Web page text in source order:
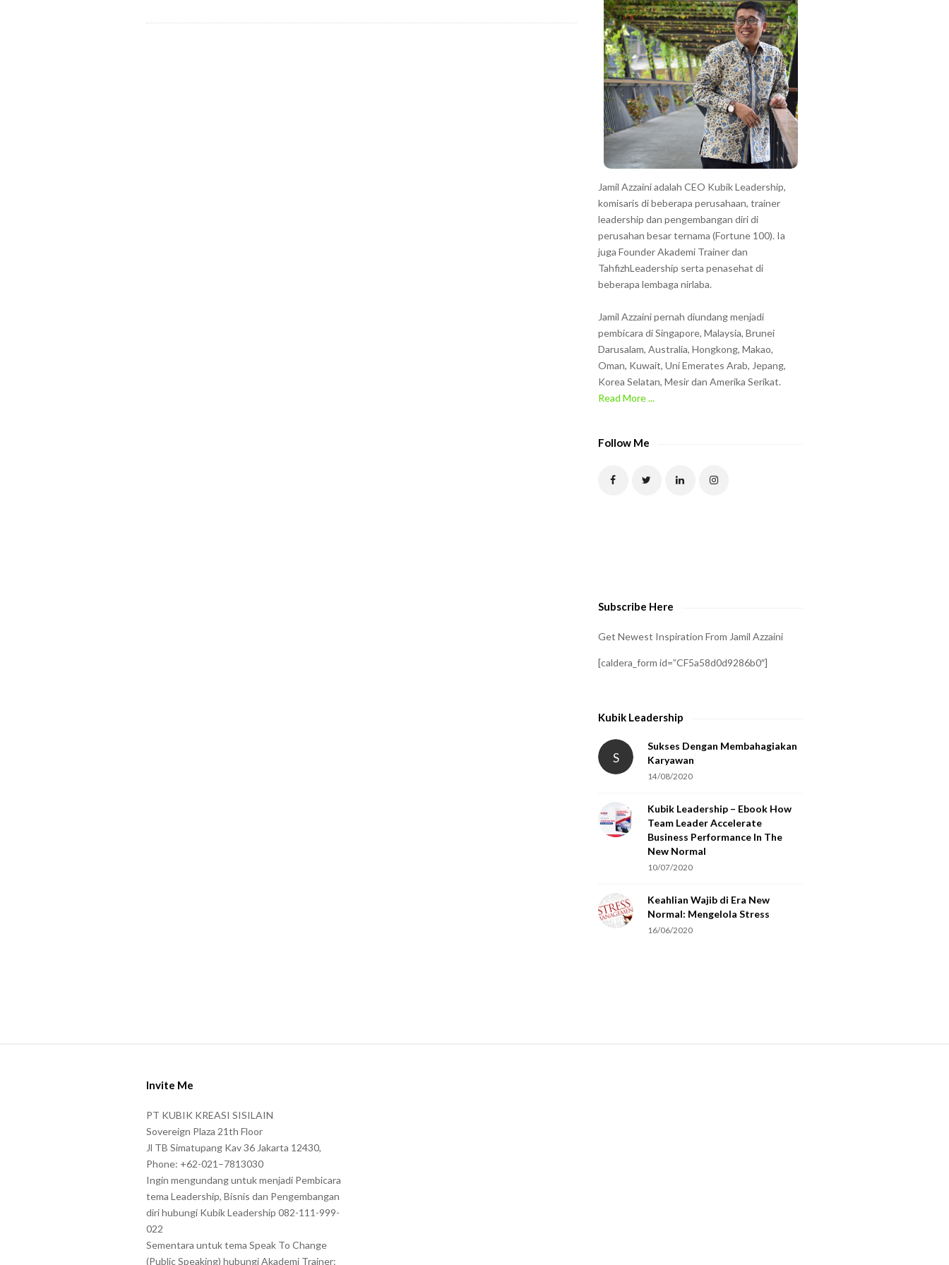
Jamil Azzaini adalah CEO Kubik Leadership,
komisaris di beberapa perusahaan, trainer
leadership dan pengembangan diri di
perusahan besar ternama (Fortune 100). Ia
juga Founder Akademi Trainer dan
TahfizhLeadership serta penasehat di
beberapa lembaga nirlaba.
Jamil Azzaini pernah diundang menjadi
pembicara di Singapore, Malaysia, Brunei
Darusalam, Australia, Hongkong, Makao,
Oman, Kuwait, Uni Emerates Arab, Jepang,
Korea Selatan, Mesir dan Amerika Serikat.
Read More ...
Follow Me
Subscribe Here
Get Newest Inspiration From Jamil Azzaini
[caldera_form id=”CF5a58d0d9286b0″]
Kubik Leadership
S
Sukses Dengan Membahagiakan
Karyawan
14/08/2020
Kubik Leadership – Ebook How
Team Leader Accelerate
Business Performance In The
New Normal
10/07/2020
Keahlian Wajib di Era New
Normal: Mengelola Stress
16/06/2020
Invite Me
PT KUBIK KREASI SISILAIN
Sovereign Plaza 21th Floor
Jl TB Simatupang Kav 36 Jakarta 12430,
Phone: +62-021–7813030
Ingin mengundang untuk menjadi Pembicara
tema Leadership, Bisnis dan Pengembangan
diri hubungi Kubik Leadership 082-111-999-
022
Sementara untuk tema Speak To Change
(Public Speaking) hubungi Akademi Trainer: